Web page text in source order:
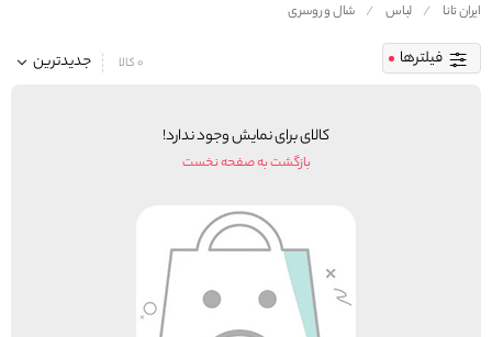
ایران تانا لباس شال و روسری
فیلترها جدیدترین 0 کالا
کالای برای نمایش وجود ندارد!
بازگشت به صفحه نخست